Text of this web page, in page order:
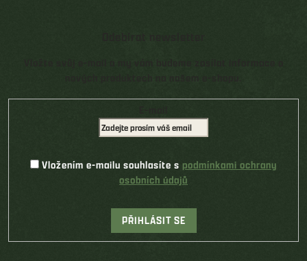
Vložením e-mailu souhlasíte s podmínkami ochrany
osobních údajů
PŘIHLÁSIT SE